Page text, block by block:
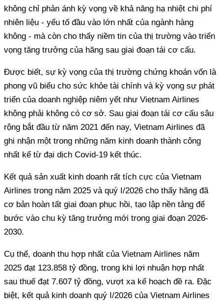
không chỉ phản ánh kỳ vọng về khả năng hạ nhiệt chi phí
nhiên liệu - yếu tố đầu vào lớn nhất của ngành hàng
không - mà còn cho thấy niềm tin của thị trường vào triển
vọng tăng trưởng của hãng sau giai đoạn tái cơ cấu.
Được biết, sự kỳ vọng của thị trường chứng khoán vốn là
phong vũ biểu cho sức khỏe tài chính và kỳ vọng sự phát
triển của doanh nghiệp niêm yết như Vietnam Airlines
không phải không có cơ sở. Sau giai đoạn tái cơ cấu sâu
rộng bắt đầu từ năm 2021 đến nay, Vietnam Airlines đã
ghi nhận một trong những năm kinh doanh thành công
nhất kể từ đại dịch Covid-19 kết thúc.
Kết quả sản xuất kinh doanh rất tích cực của Vietnam
Airlines trong năm 2025 và quý I/2026 cho thấy hãng đã
cơ bản hoàn tất giai đoạn phục hồi, tạo lập nền tảng để
bước vào chu kỳ tăng trưởng mới trong giai đoạn 2026-
2030.
Cụ thể, doanh thu hợp nhất của Vietnam Airlines năm
2025 đạt 123.858 tỷ đồng, trong khi lợi nhuận hợp nhất
sau thuế đạt 7.607 tỷ đồng, vượt xa kế hoạch đề ra. Đặc
biệt, kết quả kinh doanh quý I/2026 của Vietnam Airlines